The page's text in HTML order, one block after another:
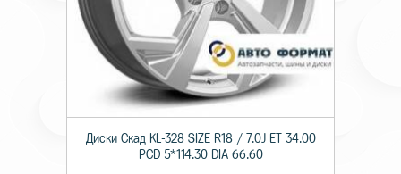
Диски Скад KL-328 SIZE R18 / 7.0J ET 34.00
PCD 5*114.30 DIA 66.60